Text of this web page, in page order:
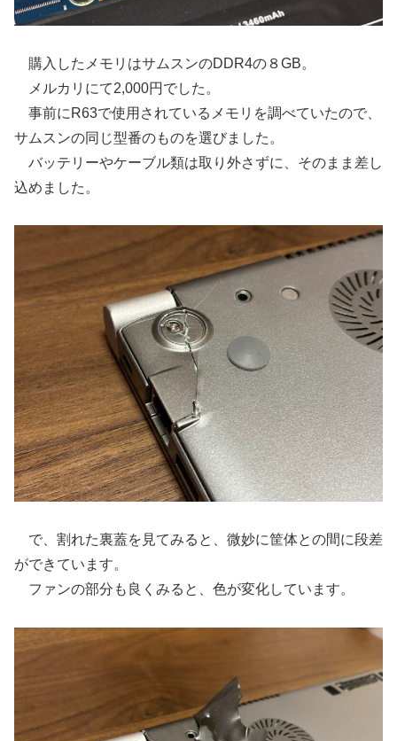
購入したメモリはサムスンのDDR4の８GB。
メルカリにて2,000円でした。
事前にR63で使用されているメモリを調べていたので、
サムスンの同じ型番のものを選びました。
バッテリーやケーブル類は取り外さずに、そのまま差し
込めました。
で、割れた裏蓋を見てみると、微妙に筐体との間に段差
ができています。
ファンの部分も良くみると、色が変化しています。